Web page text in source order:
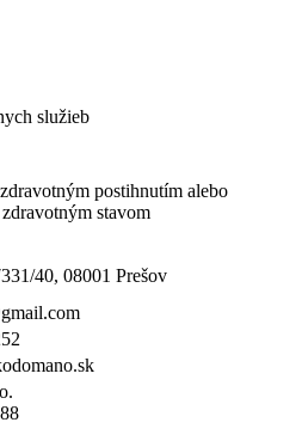
služieb
postihnutím alebo
stavom
40, 08001 Prešov